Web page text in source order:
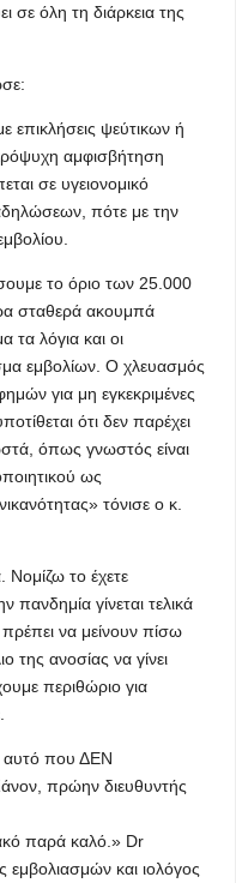
σε όλη τη διάρκεια της
επικλήσεις ψεύτικων ή
αμφισβήτηση
σε υγειονομικό
πότε με την
το όριο των 25.000
σταθερά ακουμπά
λόγια και οι
εμβολίων. Ο χλευασμός
για μη εγκεκριμένες
ότι δεν παρέχει
όπως γνωστός είναι
ως
τόνισε ο κ.
Νομίζω το έχετε
πανδημία γίνεται τελικά
να μείνουν πίσω
της ανοσίας να γίνει
περιθώριο για
αυτό που ΔΕΝ
πρώην διευθυντής
παρά καλό.» Dr
και ιολόγος